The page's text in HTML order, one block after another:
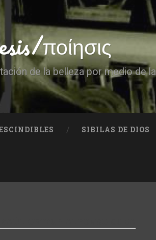
ποίησις
de la belleza por medio de
SIBILAS DE DIOS